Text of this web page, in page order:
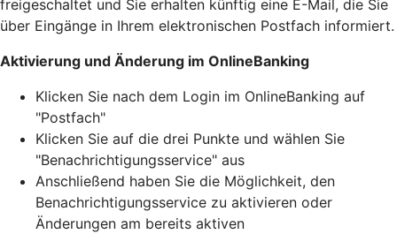
freigeschaltet und Sie erhalten künftig eine E-Mail, die Sie
über Eingänge in Ihrem elektronischen Postfach informiert.
Aktivierung und Änderung im OnlineBanking
Klicken Sie nach dem Login im OnlineBanking auf
"Postfach"
Klicken Sie auf die drei Punkte und wählen Sie
"Benachrichtigungsservice" aus
Anschließend haben Sie die Möglichkeit, den
Benachrichtigungsservice zu aktivieren oder
Änderungen am bereits aktiven